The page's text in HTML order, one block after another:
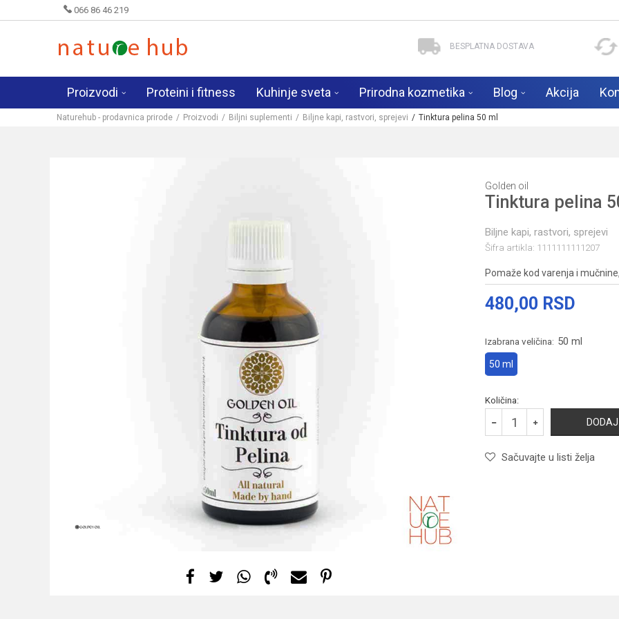
066 86 46 219
BESPLATNA DOSTAVA
Proizvodi Proteini i fitness Kuhinje sveta Prirodna kozmetika Blog Akcija
Naturehub - prodavnica prirode Proizvodi Biljni suplementi Biljne kapi, rastvori, sprejevi Tinktura pelina 50 ml
Golden oil
Tinktura pelina
Biljne kapi, rastvori, sprejevi
Šifra artikla: 1111111111207
Pomaže kod varenja i
480,00 RSD
Izabrana veličina: 50 ml
50 ml
Količina:
Sačuvajte u listi želja